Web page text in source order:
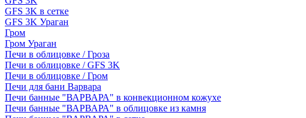
GFS 3K в сетке
GFS 3K Ураган
Гром
Гром Ураган
Печи в облицовке / Гроза
Печи в облицовке / GFS 3K
Печи в облицовке / Гром
Печи для бани Варвара
Печи банные "ВАРВАРА" в конвекционном кожухе
Печи банные "ВАРВАРА" в облицовке из камня